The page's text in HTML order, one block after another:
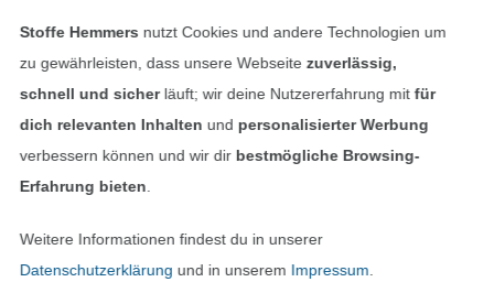
Impressum
Datenschutz
In den deutschen Shop wechseln (aktuell
Stoffe Hemmers nutzt Cookies und andere Technologien um
zu gewährleisten, dass unsere Webseite zuverlässig,
schnell und sicherläuft; wir deine Nutzererfahrung mitfür
dich relevanten Inhalten und personalisierter Werbung
verbessern können und wir dir bestmögliche Browsing-
Erfahrung bieten
Weitere Informationen findest du in unserer
Datenschutzerklärung und in unserem Impressum